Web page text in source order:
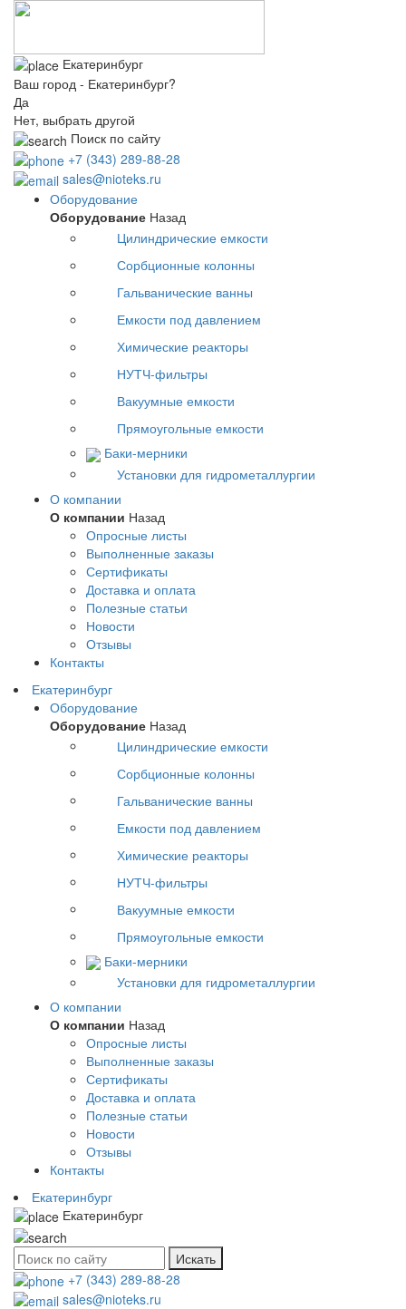
Екатеринбург
Ваш город - Екатеринбург?
Да
Нет, выбрать другой
Поиск по сайту
+7 (343) 289-88-28
sales@nioteks.ru
Оборудование
Оборудование Назад
Цилиндрические емкости
Сорбционные колонны
Гальванические ванны
Емкости под давлением
Химические реакторы
НУТЧ-фильтры
Вакуумные емкости
Прямоугольные емкости
Баки-мерники
Установки для гидрометаллургии
О компании
О компании Назад
Опросные листы
Выполненные заказы
Сертификаты
Доставка и оплата
Полезные статьи
Новости
Отзывы
Контакты
Екатеринбург
Оборудование
Оборудование Назад
Цилиндрические емкости
Сорбционные колонны
Гальванические ванны
Емкости под давлением
Химические реакторы
НУТЧ-фильтры
Вакуумные емкости
Прямоугольные емкости
Баки-мерники
Установки для гидрометаллургии
О компании
О компании Назад
Опросные листы
Выполненные заказы
Сертификаты
Доставка и оплата
Полезные статьи
Новости
Отзывы
Контакты
Екатеринбург
Екатеринбург
Искать
+7 (343) 289-88-28
sales@nioteks.ru